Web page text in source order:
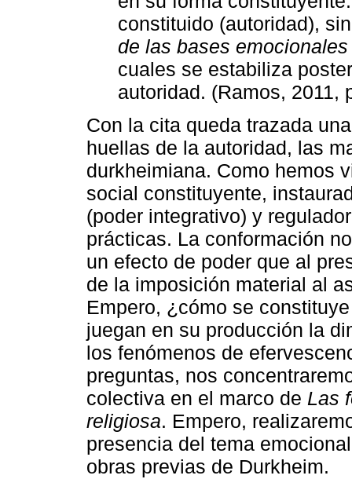
constituido (autoridad),
de las bases
cuales se estabiliza
autoridad. (Ramos, 2011,
Con la cita queda trazada
huellas de la autoridad, las
durkheimiana. Como hemos
social constituyente,
(poder integrativo) y
prácticas. La conformación
un efecto de poder que al
de la imposición material al
Empero, ¿cómo se
juegan en su producción la
los fenómenos de
preguntas, nos
colectiva en el marco de Las
religiosa. Empero,
presencia del tema
obras previas de Durkheim.